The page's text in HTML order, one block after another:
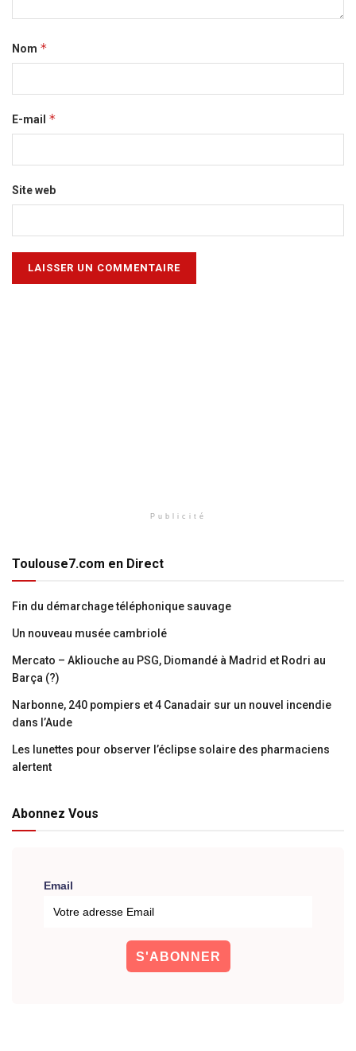
Nom *
E-mail *
Site web
Publicité
Toulouse7.com en Direct
Fin du démarchage téléphonique sauvage
Un nouveau musée cambriolé
Mercato – Akliouche au PSG, Diomandé à Madrid et Rodri au
Barça (?)
Narbonne, 240 pompiers et 4 Canadair sur un nouvel incendie
dans l’Aude
Les lunettes pour observer l’éclipse solaire des pharmaciens
alertent
Abonnez Vous
Email